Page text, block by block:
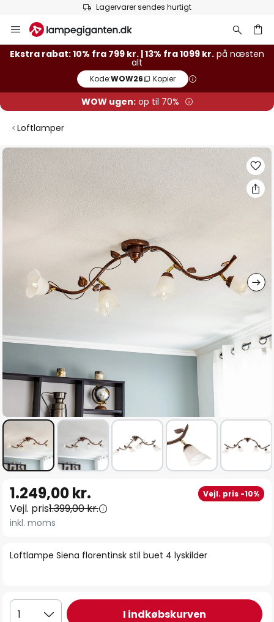
Lagervarer sendes hurtigt
to
Content
Ekstra rabat: 10% fra 799 kr. | 13% fra 1099 kr. på næsten
alt
Kode:WOW26 Kopier
WOW ugen:op til 70%
Loftlamper
Gå
til
slutningen
af
billedgalleriet
starten
af
Loftlampe Siena florentinsk stil buet 4 lyskilder
1.249,00 kr. Vejl. pris -10%
Vejl. pris1.399,00 kr.
inkl. moms
1 I indkøbskurven